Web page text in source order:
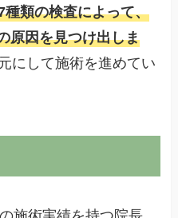
種類の検査によって、
原因を見つけ出しま
にして施術を進めてい